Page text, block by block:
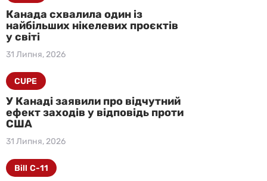
Канада схвалила один із
найбільших нікелевих проєктів
у світі
31 Липня, 2026
У Канаді заявили про відчутний
ефект заходів у відповідь проти
США
31 Липня, 2026
CUPE
Bill C-11